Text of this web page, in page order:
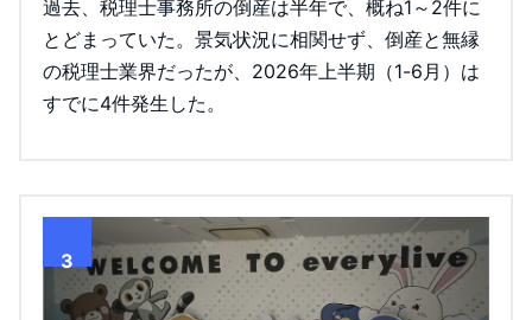
過去、税理士事務所の倒産は半年で、概ね1～2件に
とどまっていた。景気状況に相関せず、倒産と無縁
の税理士業界だったが、2026年上半期（1-6月）は
すでに4件発生した。
3